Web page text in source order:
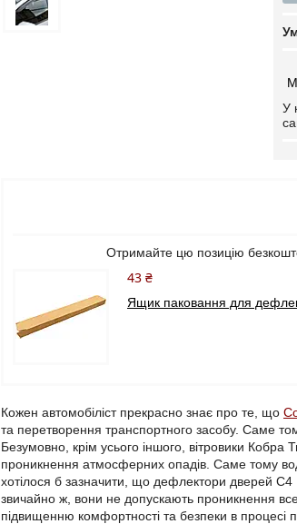
У
Отримайте цю позицію
43 ₴
Ящик паковання для
Кожен автомобіліст прекрасно знає про те, що
та перетворення транспортного засобу. Саме
Безумовно, крім усього іншого, вітровики
проникнення атмосферних опадів. Саме тому
хотілося б зазначити, що дефлектори дверей C4
звичайно ж, вони не допускають проникнення
підвищенню комфортності та безпеки в процесі